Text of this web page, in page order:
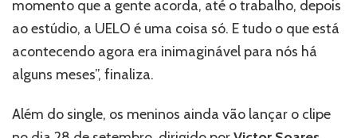
momento que a gente acorda, até o trabalho, depois
ao estúdio, a UELO é uma coisa só. E tudo o que está
acontecendo agora era inimaginável para nós há
alguns meses”, finaliza.
Além do single, os meninos ainda vão lançar o clipe